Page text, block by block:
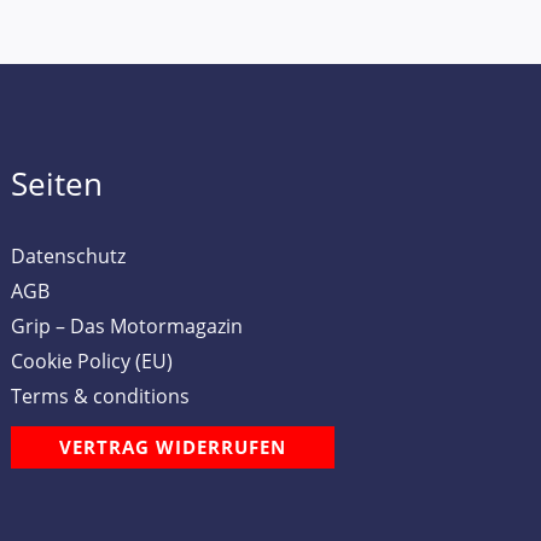
Seiten
Datenschutz
AGB
Grip – Das Motormagazin
Cookie Policy (EU)
Terms & conditions
VERTRAG WIDERRUFEN